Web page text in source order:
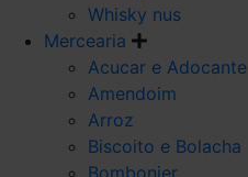
Whisky nus
Mercearia
Acucar e Adocante
Amendoim
Arroz
Biscoito e Bolacha
Bombonier